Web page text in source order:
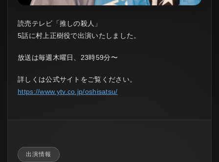
読売テレビ「推しの殺人」
5話に村上正樹役で出演いたしました。
放送は毎週木曜日、23時59分〜
詳しくは公式サイトをご覧ください。
https://www.ytv.co.jp/oshisatsu/
出演情報